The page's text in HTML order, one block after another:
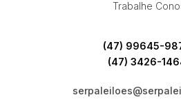
Trabalhe
(47) 99645-
(47) 3426-